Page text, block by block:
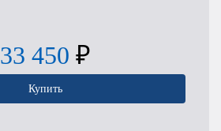
33 450 ₽
Купить